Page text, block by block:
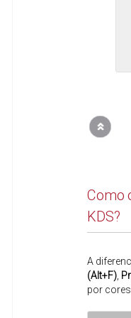
Como
KDS?
A
(Alt+F)
por